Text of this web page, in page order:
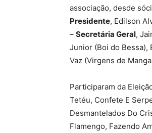
associação, desde
Presidente, Edilson
– Secretária Geral,
Junior (Boi do Bessa),
Vaz (Virgens de
Participaram da
Tetéu, Confete E
Desmantelados Do
Flamengo, Fazendo